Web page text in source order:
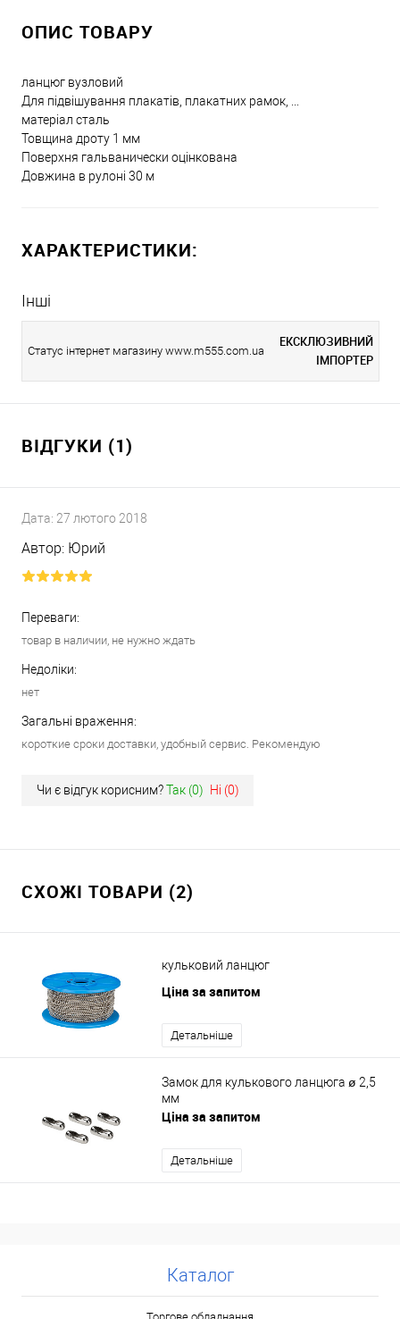
ОПИС ТОВАРУ
ланцюг вузловий
Для підвішування плакатів, плакатних рамок, ...
матеріал сталь
Товщина дроту 1 мм
Поверхня гальванически оцінкованa
Довжина в рулоні 30 м
ХАРАКТЕРИСТИКИ:
Інші
Статус інтернет магазину www.m555.com.ua
ЕКСКЛЮЗИВНИЙ
ІМПОРТЕР
ВІДГУКИ (1)
Дата: 27 лютого 2018
Автор: Юрий
Переваги:
товар в наличии, не нужно ждать
Недоліки:
нет
Загальні враження:
короткие сроки доставки, удобный сервис. Рекомендую
Чи є відгук корисним? Так (0) Ні (0)
СХОЖІ ТОВАРИ (2)
кульковий ланцюг
Ціна за запитом
Детальніше
Замок для кулькового ланцюга ø 2,5
мм
Ціна за запитом
Детальніше
Каталог